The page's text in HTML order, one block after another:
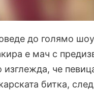
до голямо
е мач с
изглежда, че
битка,